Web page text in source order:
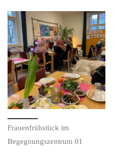
Frauenfrühstück im
Begegnungszentrum 01